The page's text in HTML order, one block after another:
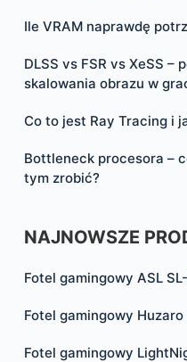
Ile VRAM naprawdę
DLSS vs FSR vs XeSS –
skalowania obrazu w
Co to jest Ray Tracing i
Bottleneck procesora –
tym zrobić?
NAJNOWSZE
Fotel gamingowy ASL
Fotel gamingowy
Fotel gamingowy